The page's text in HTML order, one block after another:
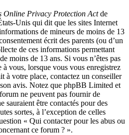
Online Privacy Protection Actde
Unis qui dit que les sites Internet
de mineurs de moins de 13
écrit des parents (ou d’un
de ces informations permettant
moins de 13 ans. Si vous n’êtes pas
à vous, lorsque vous vous enregistrez
à votre place, contactez un conseiller
avis. Notez que phpBB Limited et
ne peuvent pas fournir de
sauraient être contactés pour des
sortes, à l’exception de celles
« Qui contacter pour les abus ou
ce forum ? ».